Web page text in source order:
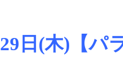
日(木)【パ